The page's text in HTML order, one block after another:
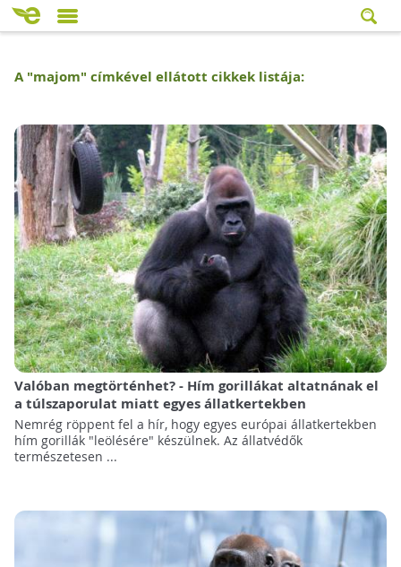
A "majom" címkével ellátott cikkek listája:
Valóban megtörténhet? - Hím gorillákat altatnának el
a túlszaporulat miatt egyes állatkertekben
Nemrég röppent fel a hír, hogy egyes európai állatkertekben
hím gorillák "leölésére" készülnek. Az állatvédők
természetesen ...